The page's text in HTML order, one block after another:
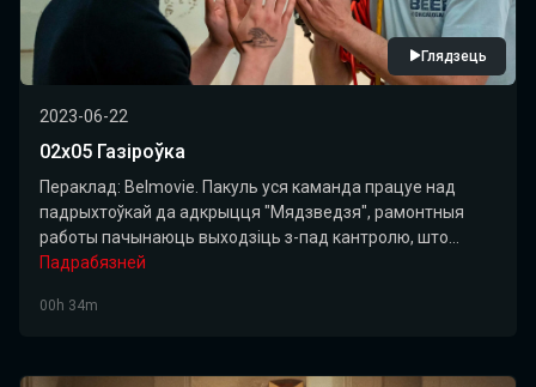
Глядзець
2023-06-22
02х05 Газіроўка
Пераклад: Belmovie. Пакуль уся каманда працуе над
падрыхтоўкай да адкрыцця "Мядзведзя", рамонтныя
работы пачынаюць выходзіць з-пад кантролю, што...
Падрабязней
00h 34m